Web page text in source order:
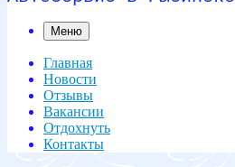
Меню
Главная
Новости
Отзывы
Вакансии
Отдохнуть
Контакты